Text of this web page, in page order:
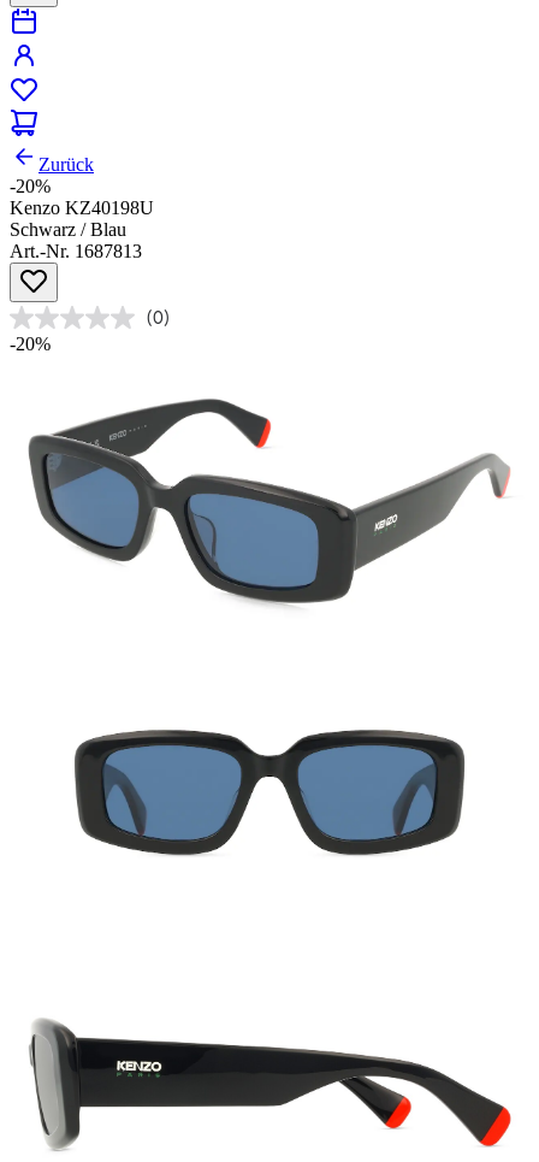
Zurück
-20%
Kenzo KZ40198U
Schwarz / Blau
Art.-Nr. 1687813
(0)
-20%